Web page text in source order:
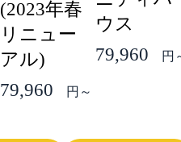
(2023年春
リニュー
アル)
79,960
円～
ウス
79,960
円